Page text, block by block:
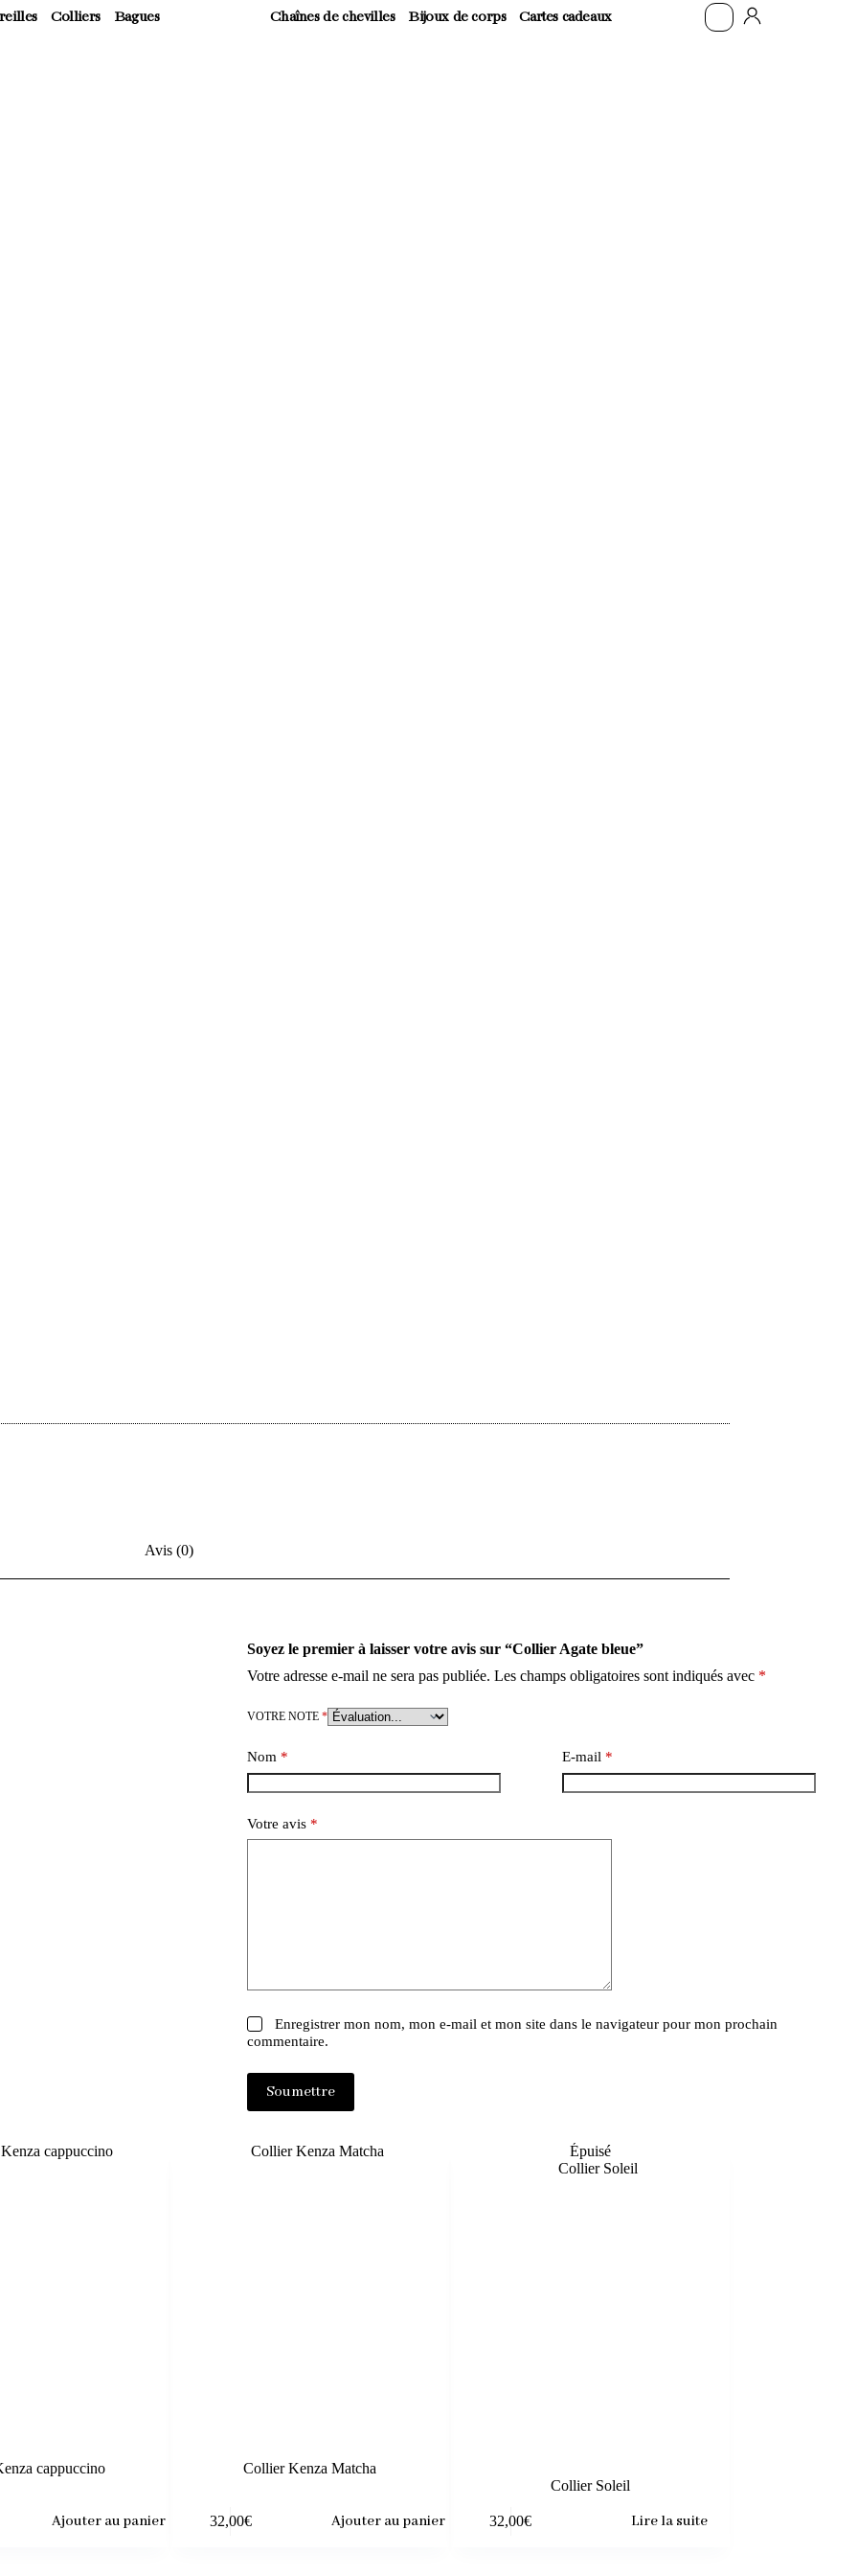
Colliers Bagues Chaînes de chevilles Bijoux de corps Cartes cadeaux
Avis (0)
Soyez le premier à laisser votre avis sur “Collier Agate bleue”
Votre adresse e-mail ne sera pas publiée. Les champs obligatoires sont indiqués avec *
VOTRE NOTE *
Nom* E-mail*
Votre avis *
Enregistrer mon nom, mon e-mail et mon site dans le navigateur pour mon prochain
commentaire.
Soumettre
cappuccino
Ajouter au panier
Collier Kenza Matcha
32,00€ Ajouter au panier
Épuisé
Collier Soleil
32,00€ Lire la suite